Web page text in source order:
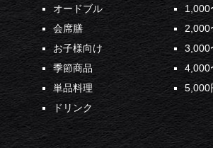
オードブル
会席膳
お子様向け
季節商品
単品料理
ドリンク
1,000
2,000
3,000
4,000
5,000